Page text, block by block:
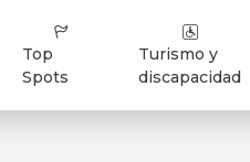
Top
Spots
Turismo y
discapacidad